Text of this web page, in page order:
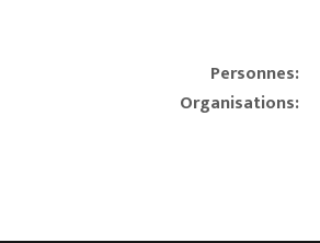
Personnes:
Organisations: